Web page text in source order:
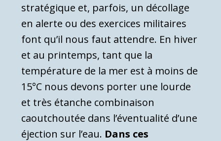
stratégique et, parfois, un décollage
en alerte ou des exercices militaires
font qu’il nous faut attendre. En hiver
et au printemps, tant que la
température de la mer est à moins de
15°C nous devons porter une lourde
et très étanche combinaison
caoutchoutée dans l’éventualité d’une
éjection sur l’eau. Dans ces